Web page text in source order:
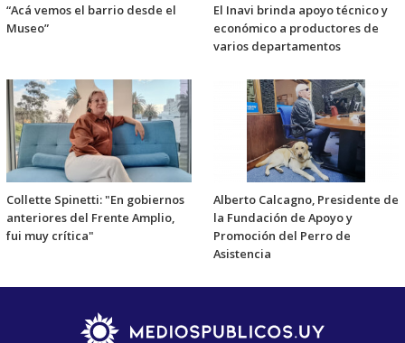
“Acá vemos el barrio desde el
Museo”
El Inavi brinda apoyo técnico y
económico a productores de
varios departamentos
Collette Spinetti: "En gobiernos
anteriores del Frente Amplio,
fui muy crítica"
Alberto Calcagno, Presidente de
la Fundación de Apoyo y
Promoción del Perro de
Asistencia